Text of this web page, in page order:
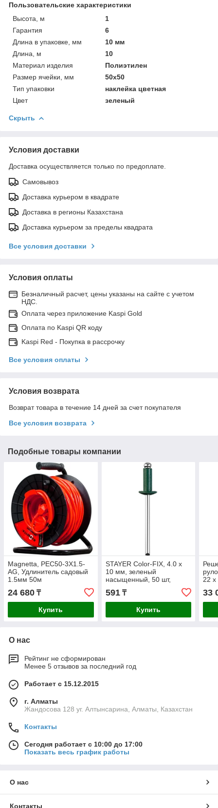
Пользовательские характеристики
Высота, м
1
Гарантия
6
Длина в упаковке, мм
10 мм
Длина, м
10
Материал изделия
Полиэтилен
Размер ячейки, мм
50х50
Тип упаковки
наклейка цветная
Цвет
зеленый
Скрыть
Условия доставки
Доставка осуществляется только по предоплате.
Самовывоз
Доставка курьером в квадрате
Доставка в регионы Казахстана
Доставка курьером за пределы квадрата
Все условия доставки
Условия оплаты
Безналичный расчет, цены указаны на сайте с учетом
НДС.
Оплата через приложение Kaspi Gold
Оплата по Kaspi QR коду
Kaspi Red - Покупка в рассрочку
Все условия оплаты
Условия возврата
Возврат товара в течение 14 дней за счет покупателя
Все условия возврата
Подобные товары компании
Magnetta, PEC50-3X1.5-
AG, Удлинитель садовый
1.5мм 50м
24 680 ₸
Купить
STAYER Color-FIX, 4.0 х
10 мм, зеленый
насыщенный, 50 шт,
алюминиевые заклепки,
Professional (3125-40-
6005)
591₸
Купить
22 х
33
О нас
Рейтинг не сформирован
Менее 5 отзывов за последний год
Работает с 15.12.2015
г. Алматы
Жандосова 128 уг. Алтынсарина, Алматы, Казахстан
Контакты
Сегодня работает с 10:00 до 17:00
Показать весь график работы
О нас
Контакты